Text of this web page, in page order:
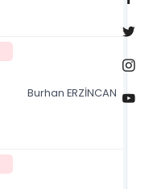
Burhan ERZİNCAN